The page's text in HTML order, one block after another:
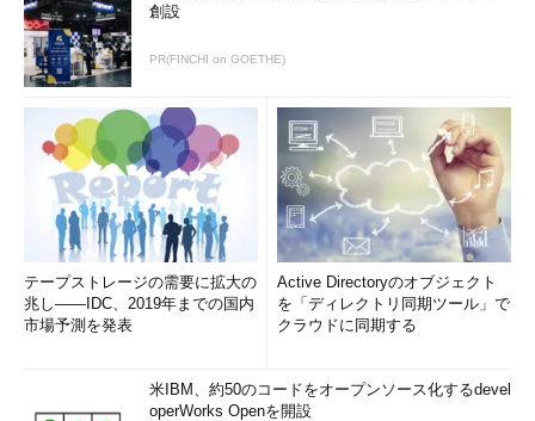
ては「インターネット広告の全面シャットアウトしかないのが現
状だ」と述べた。同氏によれば、実際にこうした対策を講じる組
織も出てきているという。しかし同時に、「広告を全面禁止すれ
ば、インターネットメディアのビジネスモデルが成り立たなって
しまう」と同氏は危惧する。
この発言を受けて＠IT編集部 宮田氏も、「マルバタイジング
の危険性は重々承知しているが、一方でインターネットメディア
のビジネスに関わる者として、広告がユーザー側によってシャッ
トアウトされてしまう状況にはかなり危機感を感じる」と、メデ
ィア視点からの見解を述べた。
関連記事
Web広告からのマルウェア感染「Malvertising」にどう対処す
べきか
創設
PR(FINCHI on GOETHE)
テープストレージの需要に拡大の
兆し――IDC、2019年までの国内
市場予測を発表
Active Directoryのオブジェクト
を「ディレクトリ同期ツール」で
クラウドに同期する
米IBM、約50のコードをオープンソース化するdevel
operWorks Openを開設